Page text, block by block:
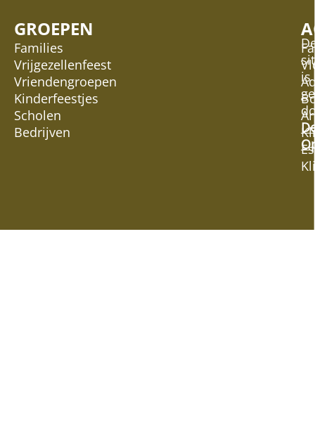
GROEPEN
Families
Vrijgezellenfeest
Vriendengroepen
Kinderfeestjes
Scholen
Bedrijven
is